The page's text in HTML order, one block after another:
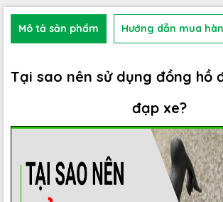
Mô tả sản phẩm Hướng dẫn mua
Tại sao nên sử dụng đồng hồ
đạp xe?